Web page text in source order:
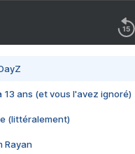
13 ans (et vous l'avez ignoré)
(littéralement)
Rayan